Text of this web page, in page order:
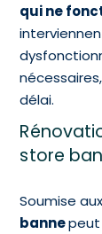
qui ne
délai.
store
Soumise
bannepeut